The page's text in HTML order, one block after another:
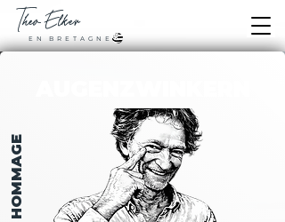
E N B R E T A G N E
TheoElker
HOMMAGE